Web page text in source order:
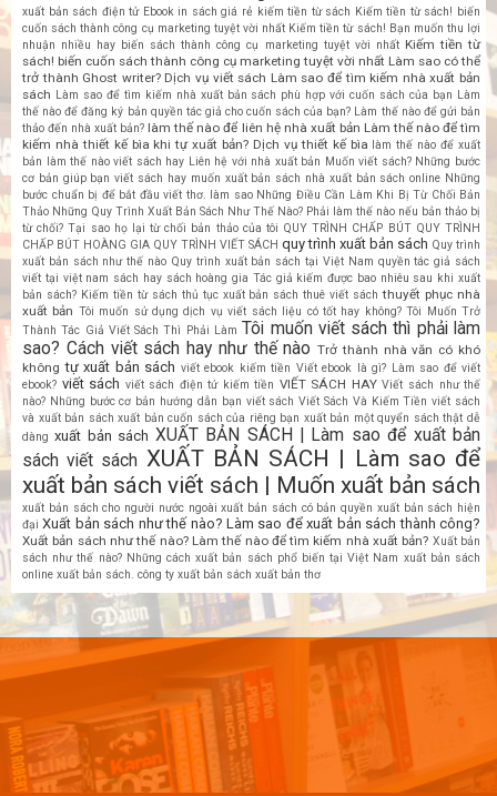
xuất bản sách điện tử Ebook in sách giá rẻ kiếm tiền từ sách Kiếm tiền từ sách! biến
cuốn sách thành công cụ marketing tuyệt vời nhất Kiếm tiền từ sách! Bạn muốn thu lợi
nhuận nhiều hay biến sách thành công cụ marketing tuyệt vời nhất Kiếm tiền từ
sách! biến cuốn sách thành công cụ marketing tuyệt vời nhất Làm sao có thể
trở thành Ghost writer? Dịch vụ viết sách Làm sao để tìm kiếm nhà xuất bản
sách Làm sao để tìm kiếm nhà xuất bản sách phù hợp với cuốn sách của bạn Làm
thế nào để đăng ký bản quyền tác giả cho cuốn sách của bạn? Làm thế nào để gửi bản
thảo đến nhà xuất bản? làm thế nào để liên hệ nhà xuất bản Làm thế nào để tìm
kiếm nhà thiết kế bìa khi tự xuất bản? Dịch vụ thiết kế bìa làm thế nào để xuất
bản làm thế nào viết sách hay Liên hệ với nhà xuất bản Muốn viết sách? Những bước
cơ bản giúp bạn viết sách hay muốn xuất bản sách nhà xuất bản sách online Những
bước chuẩn bị để bắt đầu viết thơ. làm sao Những Điều Cần Làm Khi Bị Từ Chối Bản
Thảo Những Quy Trình Xuất Bản Sách Như Thế Nào? Phải làm thế nào nếu bản thảo bị
từ chối? Tại sao họ lại từ chối bản thảo của tôi QUY TRÌNH CHẤP BÚT QUY TRÌNH
CHẤP BÚT HOÀNG GIA QUY TRÌNH VIẾT SÁCH quy trình xuất bản sách Quy trình
xuất bản sách như thế nào Quy trình xuất bản sách tại Việt Nam quyền tác giả sách
viết tại việt nam sách hay sách hoàng gia Tác giả kiếm được bao nhiêu sau khi xuất
bản sách? Kiếm tiền từ sách thủ tục xuất bản sách thuê viết sách thuyết phục nhà
xuất bản Tôi muốn sử dụng dịch vụ viết sách liệu có tốt hay không? Tôi Muốn Trở
Thành Tác Giả Viết Sách Thì Phải Làm Tôi muốn viết sách thì phải làm
sao? Cách viết sách hay như thế nào Trở thành nhà văn có khó
không tự xuất bản sách viết ebook kiếm tiền Viết ebook là gì? Làm sao để viết
ebook? viết sách viết sách điện tử kiếm tiền VIẾT SÁCH HAY Viết sách như thế
nào? Những bước cơ bản hướng dẫn bạn viết sách Viết Sách Và Kiếm Tiền viết sách
và xuất bản sách xuất bản cuốn sách của riêng bạn xuất bản một quyển sách thật dễ
dàng xuất bản sách XUẤT BẢN SÁCH | Làm sao để xuất bản
sách viết sách XUẤT BẢN SÁCH | Làm sao để
xuất bản sách viết sách | Muốn xuất bản sách
xuất bản sách cho người nước ngoài xuất bản sách có bản quyền xuất bản sách hiện
đại Xuất bản sách như thế nào? Làm sao để xuất bản sách thành công?
Xuất bản sách như thế nào? Làm thế nào để tìm kiếm nhà xuất bản? Xuất bản
sách như thế nào? Những cách xuất bản sách phổ biến tại Việt Nam xuất bản sách
online xuất bản sách. công ty xuất bản sách xuất bản thơ